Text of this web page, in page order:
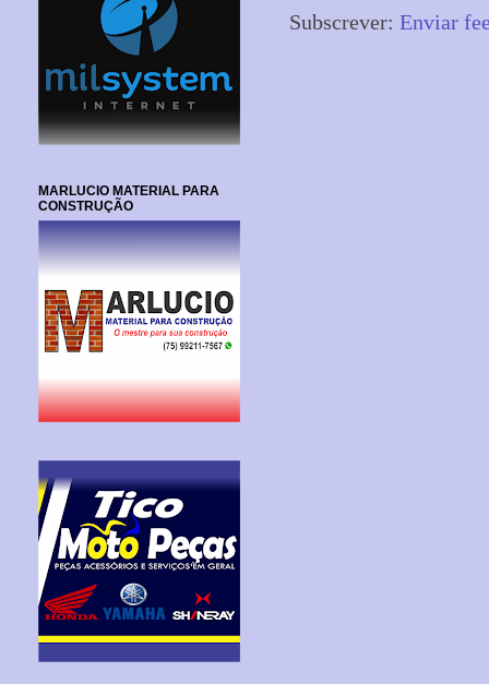
Subscrever: Enviar
MARLUCIO MATERIAL PARA
CONSTRUÇÃO